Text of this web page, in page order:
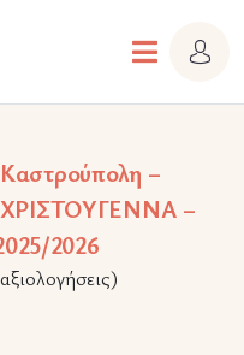
–
ΧΡΙΣΤΟΥΓΕΝΝΑ –
2026